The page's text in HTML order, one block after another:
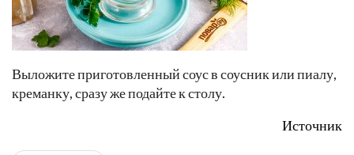
Выложите приготовленный соус в соусник или пиалу,
креманку, сразу же подайте к столу.
Источник